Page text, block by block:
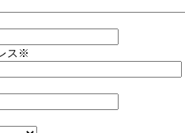
ス※